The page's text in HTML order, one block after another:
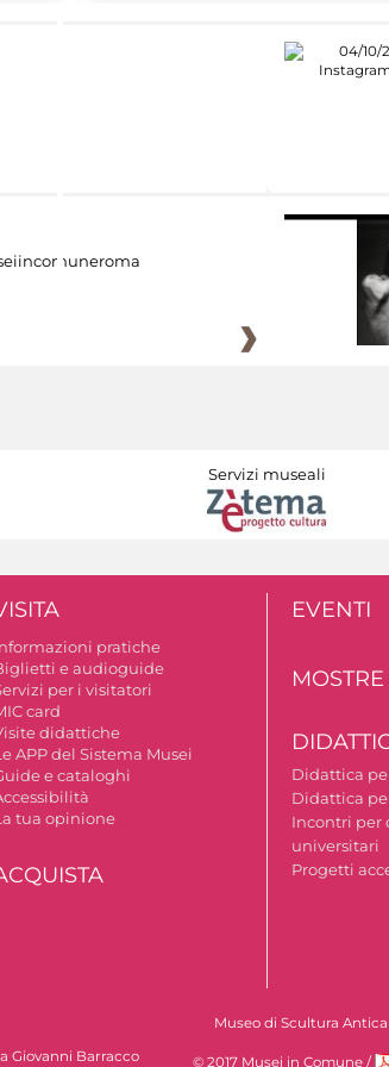
Servizi museali
pratiche
e audioguide
per i visitatori
card
didattiche
APP del Sistema Musei
e cataloghi
tua opinione
EVENTI
MOSTRE
Didattica
Didattica
Incontri per
universitari
Progetti
Giovanni Barracco
Museo di Scultura Antica
© 2017 Musei in Comune /